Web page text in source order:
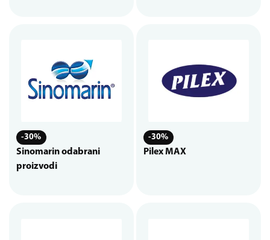
-30%
Sinomarin odabrani
proizvodi
-30%
Pilex MAX